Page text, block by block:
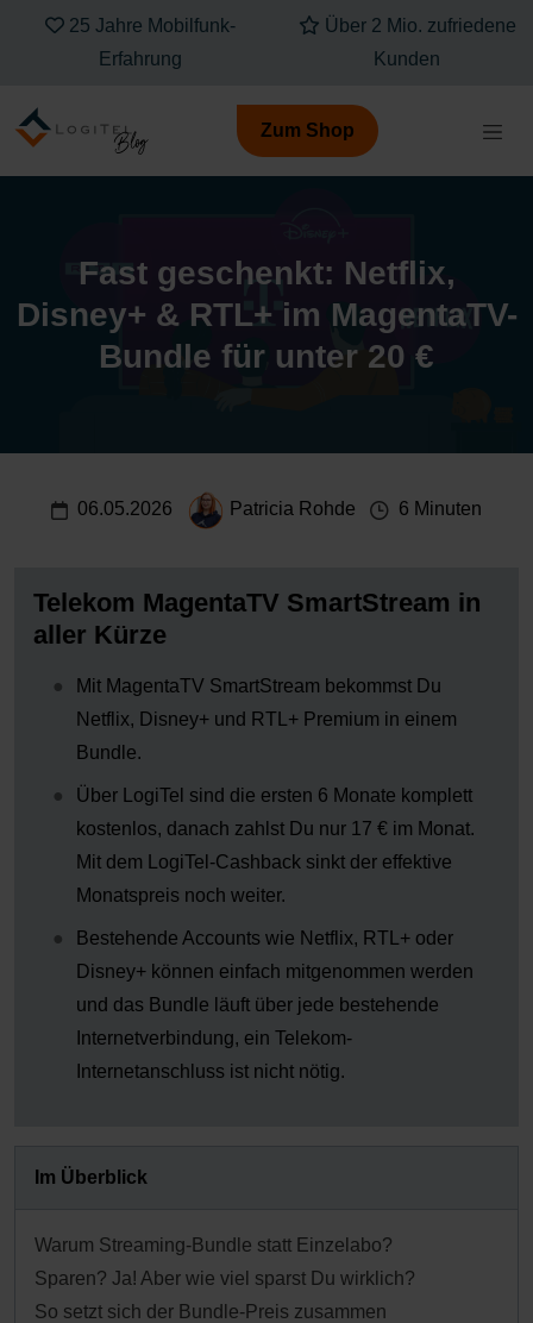
25 Jahre Mobilfunk-
Erfahrung
Über 2 Mio. zufriedene
Kunden
Zum Shop
Fast geschenkt: Netflix,
Disney+ & RTL+ im MagentaTV-
Bundle für unter 20 €
06.05.2026 Patricia Rohde 6 Minuten
Telekom MagentaTV SmartStream in
aller Kürze
Mit MagentaTV SmartStream bekommst Du
Netflix, Disney+ und RTL+ Premium in einem
Bundle.
Über LogiTel sind die ersten 6 Monate komplett
kostenlos, danach zahlst Du nur 17 € im Monat.
Mit dem LogiTel-Cashback sinkt der effektive
Monatspreis noch weiter.
Bestehende Accounts wie Netflix, RTL+ oder
Disney+ können einfach mitgenommen werden
und das Bundle läuft über jede bestehende
Internetverbindung, ein Telekom-
Internetanschluss ist nicht nötig.
Im Überblick
Warum Streaming-Bundle statt Einzelabo?
Sparen? Ja! Aber wie viel sparst Du wirklich?
So setzt sich der Bundle-Preis zusammen